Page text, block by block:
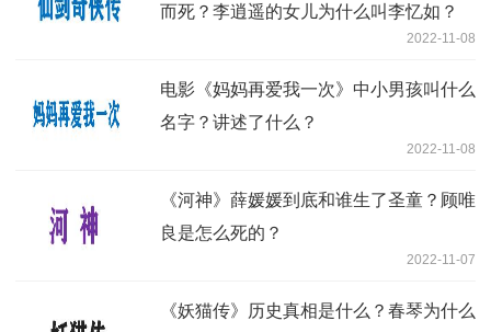
而死？李逍遥的女儿为什么叫李忆如？
2022-11-08
电影《妈妈再爱我一次》中小男孩叫什么
名字？讲述了什么？
2022-11-08
《河神》薛媛媛到底和谁生了圣童？顾唯
良是怎么死的？
2022-11-07
《妖猫传》历史真相是什么？春琴为什么